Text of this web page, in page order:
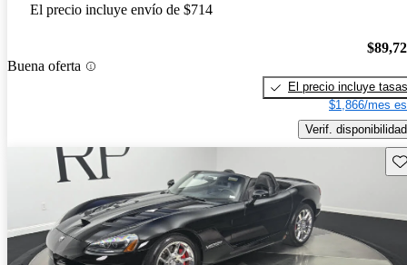
El precio incluye envío de $714
Buena oferta
El precio incluye tasas
$1,866/mes
Verif. disponibilidad